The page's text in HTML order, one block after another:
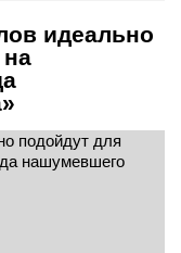
идеально